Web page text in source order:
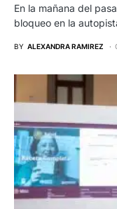
En la mañana del
bloqueo en la
BY ALEXANDRA RAMIREZ